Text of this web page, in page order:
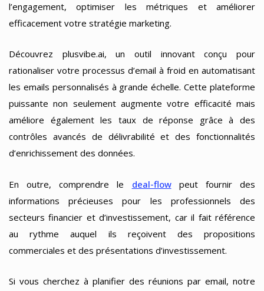
l’engagement, optimiser les métriques et améliorer
efficacement votre stratégie marketing.
Découvrez plusvibe.ai, un outil innovant conçu pour
rationaliser votre processus d’email à froid en automatisant
les emails personnalisés à grande échelle. Cette plateforme
puissante non seulement augmente votre efficacité mais
améliore également les taux de réponse grâce à des
contrôles avancés de délivrabilité et des fonctionnalités
d’enrichissement des données.
En outre, comprendre le deal-flowpeut fournir des
informations précieuses pour les professionnels des
secteurs financier et d’investissement, car il fait référence
au rythme auquel ils reçoivent des propositions
commerciales et des présentations d’investissement.
Si vous cherchez à planifier des réunions par email, notre